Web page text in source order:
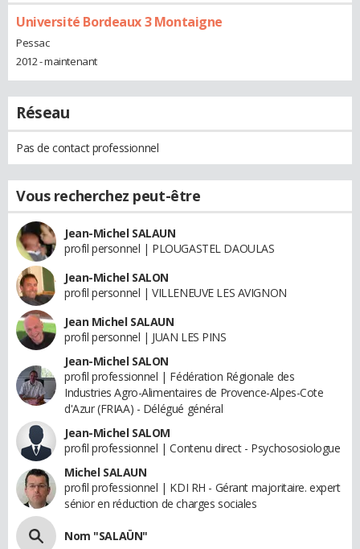
Université Bordeaux 3 Montaigne
Pessac
2012 - maintenant
Réseau
Pas de contact professionnel
Vous recherchez peut-être
Jean-Michel SALAUN
profil personnel | PLOUGASTEL DAOULAS
Jean-Michel SALON
profil personnel | VILLENEUVE LES AVIGNON
Jean Michel SALAUN
profil personnel | JUAN LES PINS
Jean-Michel SALON
profil professionnel | Fédération Régionale des
Industries Agro-Alimentaires de Provence-Alpes-Cote
d'Azur (FRIAA) - Délégué général
Jean-Michel SALOM
profil professionnel | Contenu direct - Psychososiologue
Michel SALAUN
profil professionnel | KDI RH - Gérant majoritaire. expert
sénior en réduction de charges sociales
Nom "SALAÜN"